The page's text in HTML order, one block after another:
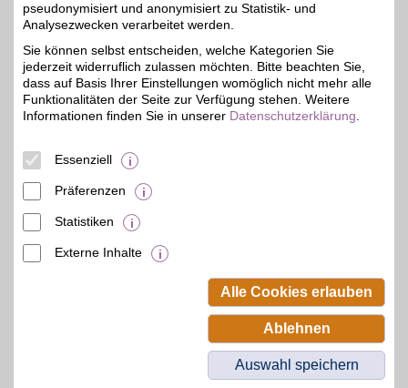
3%
bonprix
moderne Fashion,
hochwertige Schuhe und
inspirierende Wohnideen.
Die Styles überzeugen
durch Qualität und
Vielfalt. Entdecken Sie
Beamten-Selbsthilfewerk GmbH.
pseudonymisiert und anonymisiert zu Statistik- und
Analysezwecken verarbeitet werden.
Sie können selbst entscheiden, welche Kategorien Sie
jederzeit widerruflich zulassen möchten. Bitte beachten Sie,
dass auf Basis Ihrer Einstellungen womöglich nicht mehr alle
Funktionalitäten der Seite zur Verfügung stehen. Weitere
Informationen finden Sie in unserer Datenschutzerklärung
Essenziell
Präferenzen
Statistiken
Externe Inhalte
Alle Cookies erlauben
Ablehnen
Auswahl speichern